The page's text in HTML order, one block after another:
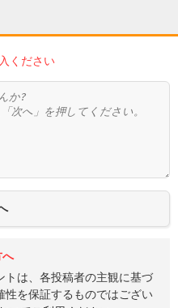
ください
へ
トは、各投稿者の主観に基づ
性を保証するものではござい